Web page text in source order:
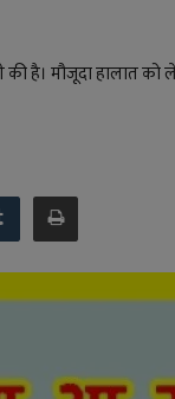
की है। मौजूदा हालात